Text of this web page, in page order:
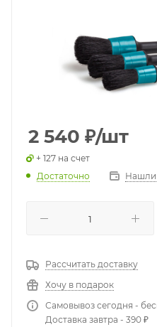
2 540 ₽/шт
+ 127 на счет
Достаточно
Нашли
Рассчитать доставку
Хочу в подарок
Самовывоз сегодня -
Доставка завтра - 390 ₽